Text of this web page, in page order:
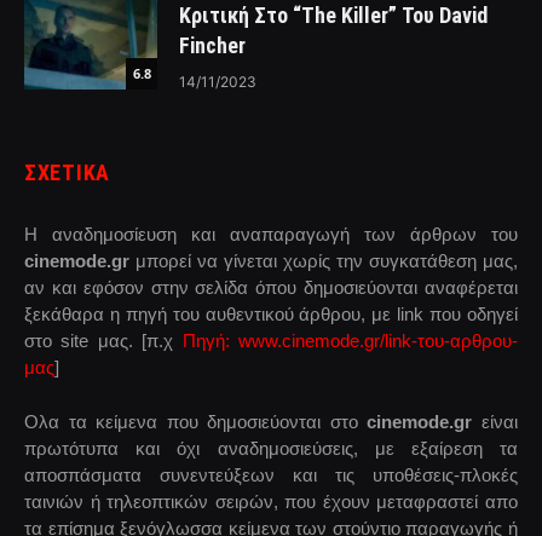
6.8
Κριτική Στο “The Killer” Του David
Fincher
14/11/2023
ΣΧΕΤΙΚΑ
Η αναδημοσίευση και αναπαραγωγή των άρθρων του
cinemode.gr μπορεί να γίνεται χωρίς την συγκατάθεση μας,
αν και εφόσον στην σελίδα όπου δημοσιεύονται αναφέρεται
ξεκάθαρα η πηγή του αυθεντικού άρθρου, με link που οδηγεί
στο site μας. [π.χ Πηγή: www.cinemode.gr/link-του-αρθρου-
μας]
Ολα τα κείμενα που δημοσιεύονται στοcinemode.gr είναι
πρωτότυπα και όχι αναδημοσιεύσεις, με εξαίρεση τα
αποσπάσματα συνεντεύξεων και τις υποθέσεις-πλοκές
ταινιών ή τηλεοπτικών σειρών, που έχουν μεταφραστεί απο
τα επίσημα ξενόγλωσσα κείμενα των στούντιο παραγωγής ή